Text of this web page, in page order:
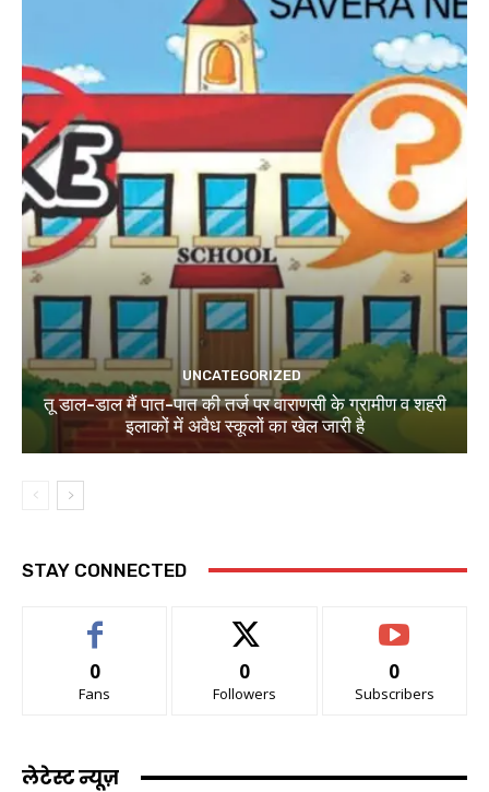
UNCATEGORIZED
तू डाल-डाल मैं पात-पात की तर्ज पर वाराणसी के ग्रामीण व शहरी
इलाकों में अवैध स्कूलों का खेल जारी है
STAY CONNECTED
0
Fans
0
Followers
0
Subscribers
लेटेस्ट न्यूज़